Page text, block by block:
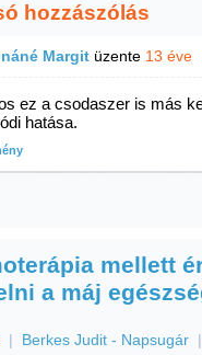
hozzászólás
Margit üzente 13 éve
ez a csodaszer is más
hatása.
mellett
a máj
| Berkes Judit - Napsugár